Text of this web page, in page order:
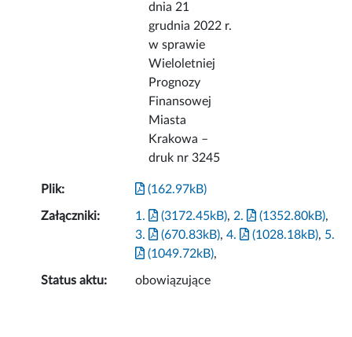
dnia 21
grudnia 2022 r.
w sprawie
Wieloletniej
Prognozy
Finansowej
Miasta
Krakowa –
druk nr 3245
Plik: (162.97kB)
Załączniki: 1. (3172.45kB), 2. (1352.80kB),
3.
(670.83kB),4. (1028.18kB), 5.
(1049.72kB),
Status aktu: obowiązujące